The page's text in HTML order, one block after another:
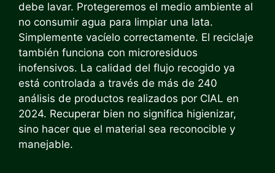
debe lavar. Protegeremos el medio ambiente al
no consumir agua para limpiar una lata.
Simplemente vacíelo correctamente. El reciclaje
también funciona con microresiduos
inofensivos. La calidad del flujo recogido ya
está controlada a través de más de 240
análisis de productos realizados por CIAL en
2024. Recuperar bien no significa higienizar,
sino hacer que el material sea reconocible y
manejable.